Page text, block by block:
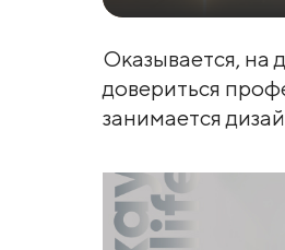
Оказывается, на
довериться
занимается